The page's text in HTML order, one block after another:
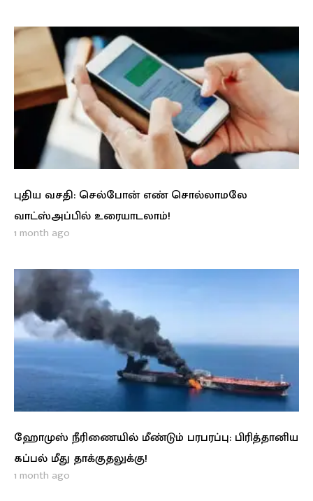
புதிய வசதி: செல்போன் எண் சொல்லாமலே
வாட்ஸ்அப்பில் உரையாடலாம்!
1 month ago
ஹோமுஸ் நீரிணையில் மீண்டும் பரபரப்பு: பிரித்தானிய
கப்பல் மீது தாக்குதலுக்கு!
1 month ago